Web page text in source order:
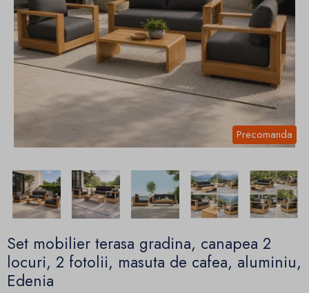
Precomanda
Set mobilier terasa gradina, canapea 2
locuri, 2 fotolii, masuta de cafea, aluminiu,
Edenia